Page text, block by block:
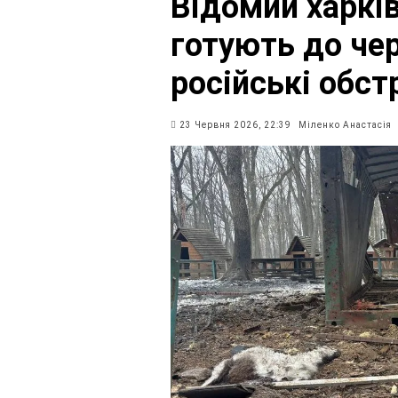
готують до
російські
23 Червня 2026, 22:39 Міленко Анастасія